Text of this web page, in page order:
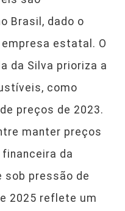
Brasil, dado o
estatal. O
da Silva prioriza a
como
preços de 2023.
manter preços
da
sob pressão de
2025 reflete um